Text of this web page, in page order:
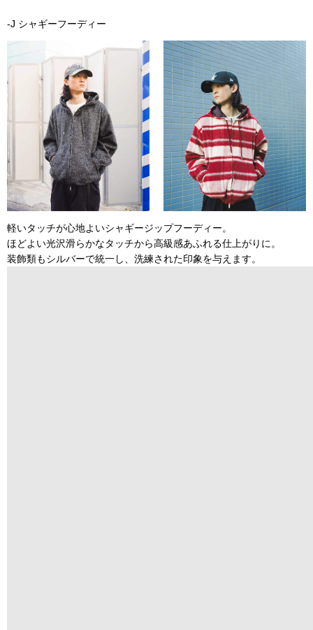
-J シャギーフーディー
軽いタッチが心地よいシャギージップフーディー。
ほどよい光沢滑らかなタッチから高級感あふれる仕上がりに。
装飾類もシルバーで統一し、洗練された印象を与えます。